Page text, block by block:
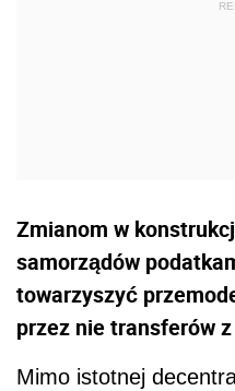
Zmianom w
samorządów
towarzyszyć
przez nie transferów
Mimo istotnej